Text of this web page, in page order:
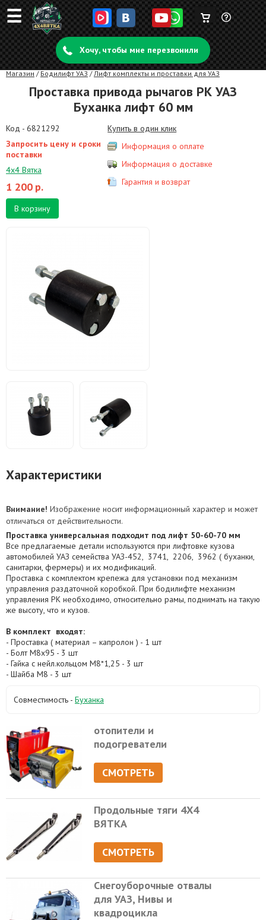
☰ Задать
вопрос
Корзина
пуста
Хочу, чтобы мне перезвонили
Магазин / Бодилифт УАЗ /Лифт комплекты и проставки для УАЗ
Проставка привода рычагов РК УАЗ
Буханка лифт 60 мм
Код - 6821292
Запросить цену и сроки
поставки
4х4 Вятка
1 200 р.
В корзину
Купить в один клик
Информация о оплате
Информация о доставке
Гарантия и возврат
Характеристики
Внимание! Изображение носит информационный характер и может
отличаться от действительности.
Проставка универсальная подходит под лифт 50-60-70 мм
Все предлагаемые детали используются при лифтовке кузова
автомобилей УАЗ семейства УАЗ-452, 3741, 2206, 3962 ( буханки,
санитарки, фермеры) и их модификаций.
Проставка с комплектом крепежа для установки под механизм
управления раздаточной коробкой. При бодилифте механизм
управления РК необходимо, относительно рамы, поднимать на такую
же высоту, что и кузов.
В комплект входят:
- Проставка ( материал – капролон ) - 1 шт
- Болт М8х95 - 3 шт
- Гайка с нейл.кольцом М8*1,25 - 3 шт
- Шайба М8 - 3 шт
Совместимость - Буханка
отопители и
подогреватели
СМОТРЕТЬ
Продольные тяги 4Х4
ВЯТКА
СМОТРЕТЬ
Снегоуборочные отвалы
для УАЗ, Нивы и
квадроцикла